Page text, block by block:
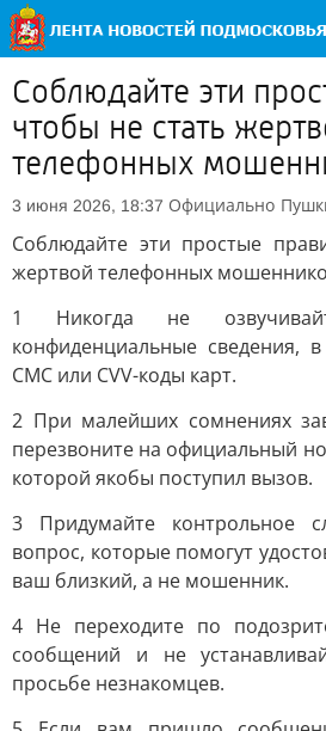
Соблюдайте эти
чтобы не стать
телефонных
3 июня 2026, 18:37 Официально
Соблюдайте эти простые
жертвой телефонных
1 Никогда не
конфиденциальные сведения,
СМС или CVV-коды карт.
2 При малейших сомнениях
перезвоните на официальный
которой якобы поступил вызов.
3 Придумайте контрольное
вопрос, которые помогут
ваш близкий, а не мошенник.
4 Не переходите по
сообщений и не
просьбе незнакомцев.